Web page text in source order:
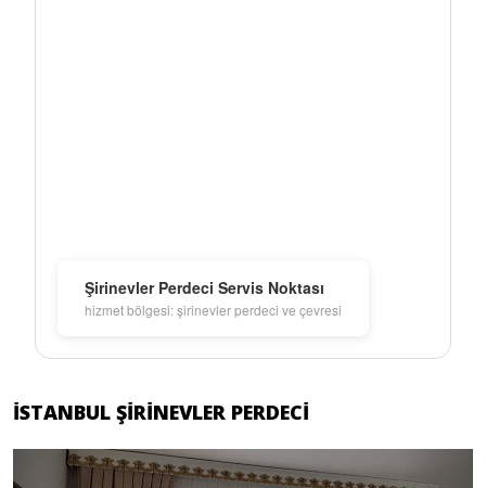
Şirinevler Perdeci Servis Noktası
hizmet bölgesi: şirinevler perdeci ve çevresi
İSTANBUL ŞIRINEVLER PERDECI
Previous